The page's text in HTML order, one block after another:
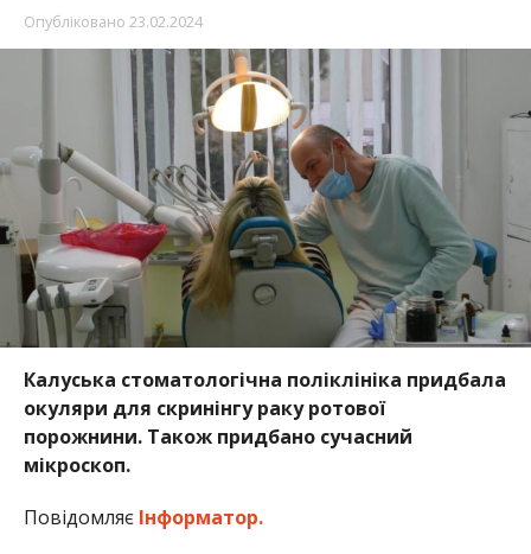
Опубліковано 23.02.2024
Калуська стоматологічна поліклініка придбала
окуляри для скринінгу раку ротової
порожнини. Також придбано сучасний
мікроскоп.
Повідомляє Інформатор.